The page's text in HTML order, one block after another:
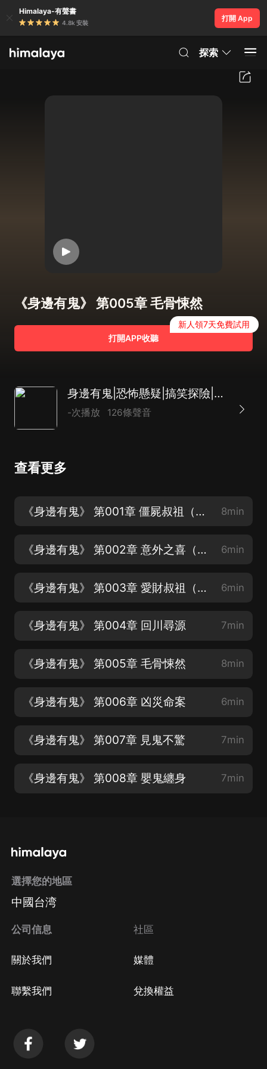
Himalaya-有聲書
4.8k 安裝
打開 App
探索
《身邊有鬼》 第005章 毛骨悚然
打開APP收聽
新人領7天免費試用
身邊有鬼|恐怖懸疑|搞笑探險|精品多播有聲劇
-次播放 126條聲音
查看更多
《身邊有鬼》 第001章 僵屍叔祖（新書上架求訂閱 求分享 求評論） 8min
《身邊有鬼》 第002章 意外之喜（求訂閱 求分享 求點讚） 6min
《身邊有鬼》 第003章 愛財叔祖（求訂閱 求好評 求點讚） 6min
《身邊有鬼》 第004章 回川尋源 7min
《身邊有鬼》 第005章 毛骨悚然 8min
《身邊有鬼》 第006章 凶災命案 6min
《身邊有鬼》 第007章 見鬼不驚 7min
《身邊有鬼》 第008章 嬰鬼纏身 7min
選擇您的地區
中國台湾
公司信息
關於我們
聯繫我們
社區
媒體
兌換權益